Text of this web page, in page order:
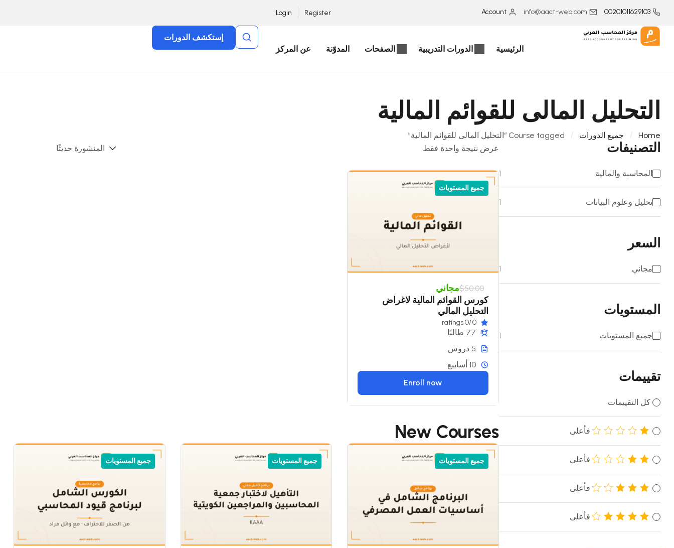
00201011629103
info@aact-web.com
Account
Register
Login
الرئيسية الدورات التدريبية الصفحات المدوّنة عن المركز
إستكشف الدورات
التحليل المالى للقوائم المالية
Home جميع الدورات Course tagged “التحليل المالى للقوائم المالية”
التصنيفات
المحاسبة والمالية 1
تحليل وعلوم البيانات 1
السعر
مجاني 1
المستويات
جميع المستويات 1
تقييمات
كل التقييمات
فأعلى
فأعلى
فأعلى
فأعلى
عرض نتيجة واحدة فقط
جميع المستويات
$50.00مجاني
كورس القوائم المالية لاغراض
التحليل المالي
0
/0 ratings
77 طالبًا
5 دروس
10 أسابيع
Enroll now
New Courses
جميع المستويات جميع المستويات جميع المستويات